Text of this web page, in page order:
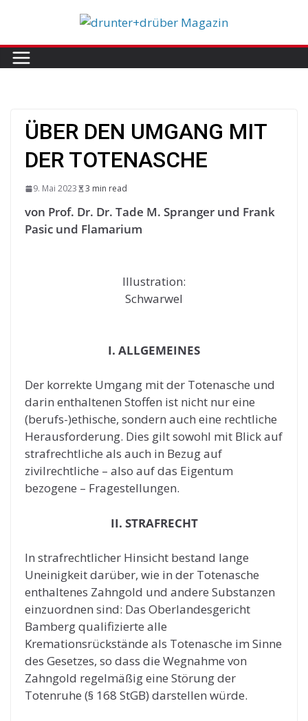
content
ÜBER DEN UMGANG MIT
DER TOTENASCHE
9. Mai 2023 3 min read
von Prof. Dr. Dr. Tade M. Spranger und Frank
Pasic und Flamarium
Illustration:
Schwarwel
I. ALLGEMEINES
Der korrekte Umgang mit der Totenasche und
darin enthaltenen Stoffen ist nicht nur eine
(berufs-)ethische, sondern auch eine rechtliche
Herausforderung. Dies gilt sowohl mit Blick auf
strafrechtliche als auch in Bezug auf
zivilrechtliche – also auf das Eigentum
bezogene – Fragestellungen.
II. STRAFRECHT
In strafrechtlicher Hinsicht bestand lange
Uneinigkeit darüber, wie in der Totenasche
enthaltenes Zahngold und andere Substanzen
einzuordnen sind: Das Oberlandesgericht
Bamberg qualifizierte alle
Kremationsrückstände als Totenasche im Sinne
des Gesetzes, so dass die Wegnahme von
Zahngold regelmäßig eine Störung der
Totenruhe (§ 168 StGB) darstellen würde.